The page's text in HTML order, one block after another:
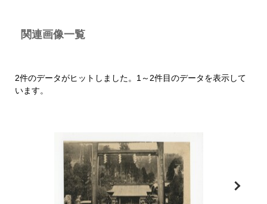
関連画像一覧
2件のデータがヒットしました。1～2件目のデータを表示して
います。